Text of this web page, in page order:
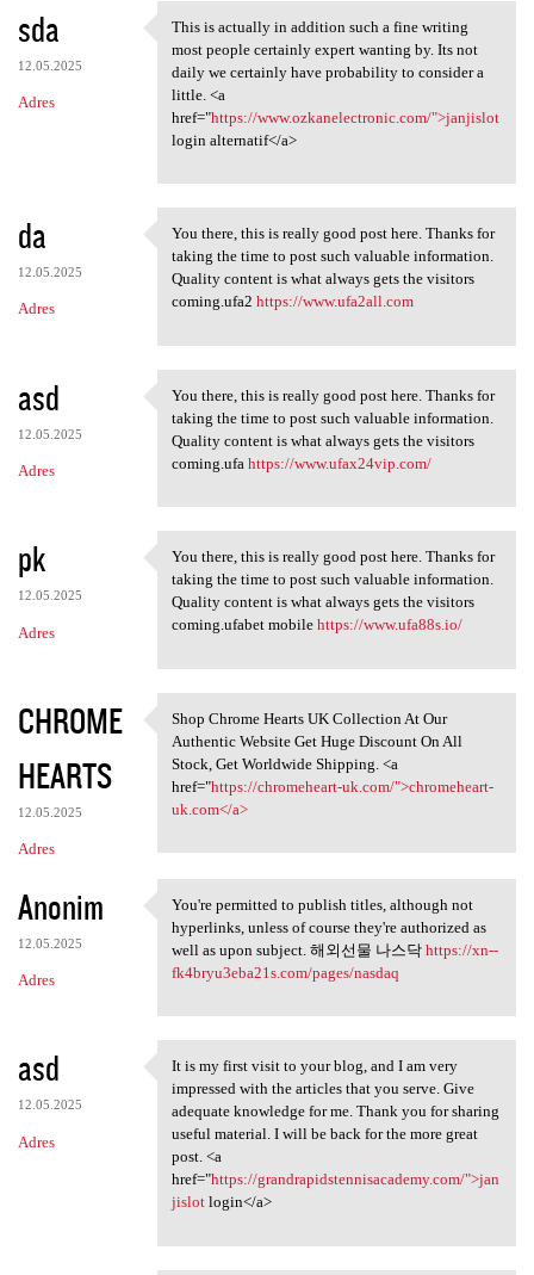
sda
12.05.2025
Adres
This is actually in addition
This is actually in addition such a fine writing
most people certainly expert wanting by. Its not
daily we certainly have probability to consider a
little. <a
href="https://www.ozkanelectronic.com/">janjislot
login alternatif</a>
da
12.05.2025
Adres
You there, this is really
You there, this is really good post here. Thanks for
taking the time to post such valuable information.
Quality content is what always gets the visitors
coming.ufa2 https://www.ufa2all.com
asd
12.05.2025
Adres
You there, this is really
You there, this is really good post here. Thanks for
taking the time to post such valuable information.
Quality content is what always gets the visitors
coming.ufa https://www.ufax24vip.com/
pk
12.05.2025
Adres
You there, this is really
You there, this is really good post here. Thanks for
taking the time to post such valuable information.
Quality content is what always gets the visitors
coming.ufabet mobile https://www.ufa88s.io/
CHROME
HEARTS
12.05.2025
Adres
Shop Chrome Hearts UK
Shop Chrome Hearts UK Collection At Our
Authentic Website Get Huge Discount On All
Stock, Get Worldwide Shipping. <a
href="https://chromeheart-uk.com/">chromeheart-
uk.com</a>
Anonim
12.05.2025
Adres
You're permitted to publish
You're permitted to publish titles, although not
hyperlinks, unless of course they're authorized as
well as upon subject. 해외선물 나스닥 https://xn--
fk4bryu3eba21s.com/pages/nasdaq
asd
12.05.2025
Adres
It is my first visit to your
It is my first visit to your blog, and I am very
impressed with the articles that you serve. Give
adequate knowledge for me. Thank you for sharing
useful material. I will be back for the more great
post. <a
href="https://grandrapidstennisacademy.com/">jan
jislotlogin</a>